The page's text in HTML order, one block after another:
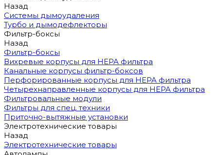
Назад
Системы дымоудаления
Турбо и дымодефлекторы
Фильтр-боксы
Назад
Фильтр-боксы
Вихревые корпусы для HEPA фильтра
Канальные корпусы фильтр-боксов
Перфорированные корпусы для HEPA фильтра
Четырехнаправленные корпусы для HEPA фильтра
Фильтровальные модули
Фильтры для спец. техники
Приточно-вытяжные установки
Электротехнические товары
Назад
Электротехнические товары